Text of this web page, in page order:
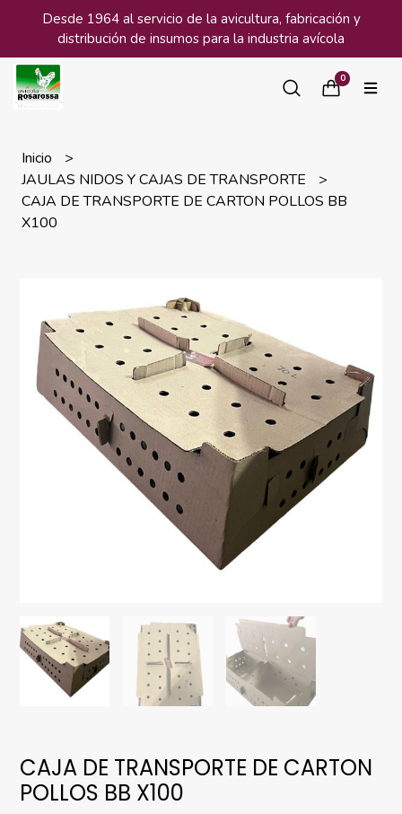
Desde 1964 al servicio de la avicultura, fabricación y
distribución de insumos para la industria avícola
0
Inicio
JAULAS NIDOS Y CAJAS DE TRANSPORTE
CAJA DE TRANSPORTE DE CARTON POLLOS BB
X100
CAJA DE TRANSPORTE DE CARTON
POLLOS BB X100